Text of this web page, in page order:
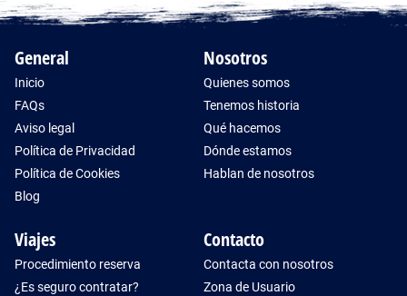
General
Inicio
FAQs
Aviso legal
Política de Privacidad
Política de Cookies
Blog
Nosotros
Quienes somos
Tenemos historia
Qué hacemos
Dónde estamos
Hablan de nosotros
Viajes
Procedimiento reserva
¿Es seguro contratar?
Contacto
Contacta con nosotros
Zona de Usuario